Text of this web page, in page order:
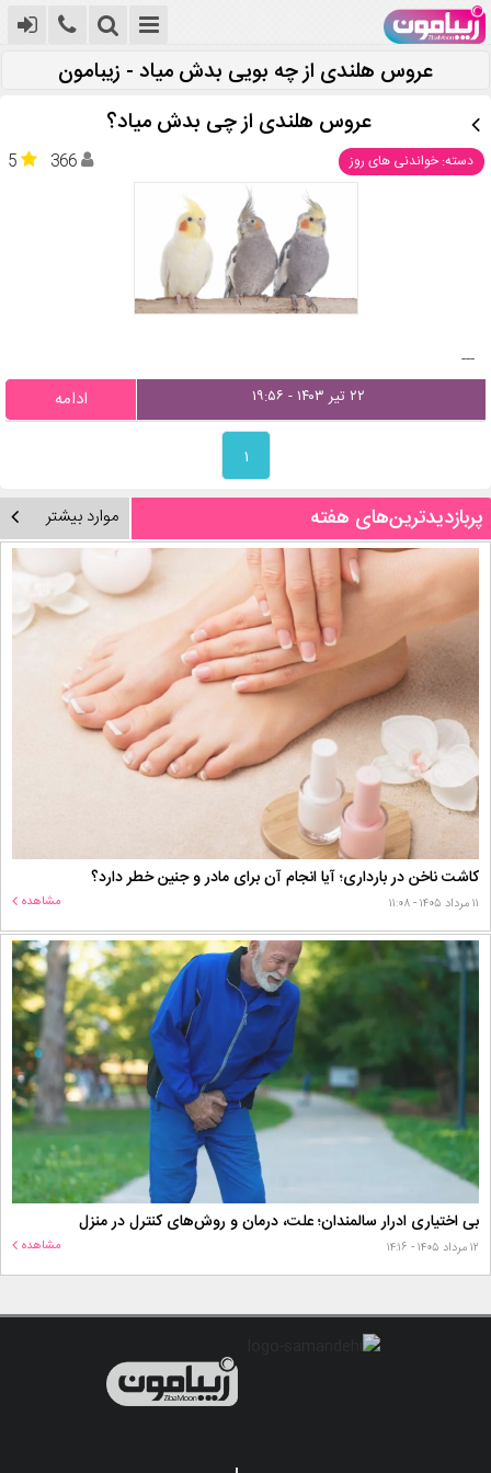
عروس هلندی از چه بویی بدش میاد - زیبامون
عروس هلندی از چی بدش میاد؟
دسته: خواندنی های روز 5 366
---
۲۲ تیر ۱۴۰۳ - ۱۹:۵۶ ادامه
۱
پربازدیدترین‌های هفته موارد بیشتر
کاشت ناخن در بارداری؛ آیا انجام آن برای مادر و جنین خطر دارد؟
۱۱ مرداد ۱۴۰۵ - ۱۱:۰۸ مشاهده
بی اختیاری ادرار سالمندان؛ علت، درمان و روش‌های کنترل در منزل
۱۲ مرداد ۱۴۰۵ - ۱۴:۱۶ مشاهده